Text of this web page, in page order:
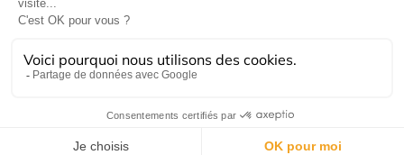
de ventes| © Hydrodis 2003-2026. Tous droits réservés